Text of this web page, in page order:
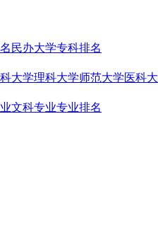
民办大学专科排名
大学理科大学师范大学医科
文科专业专业排名